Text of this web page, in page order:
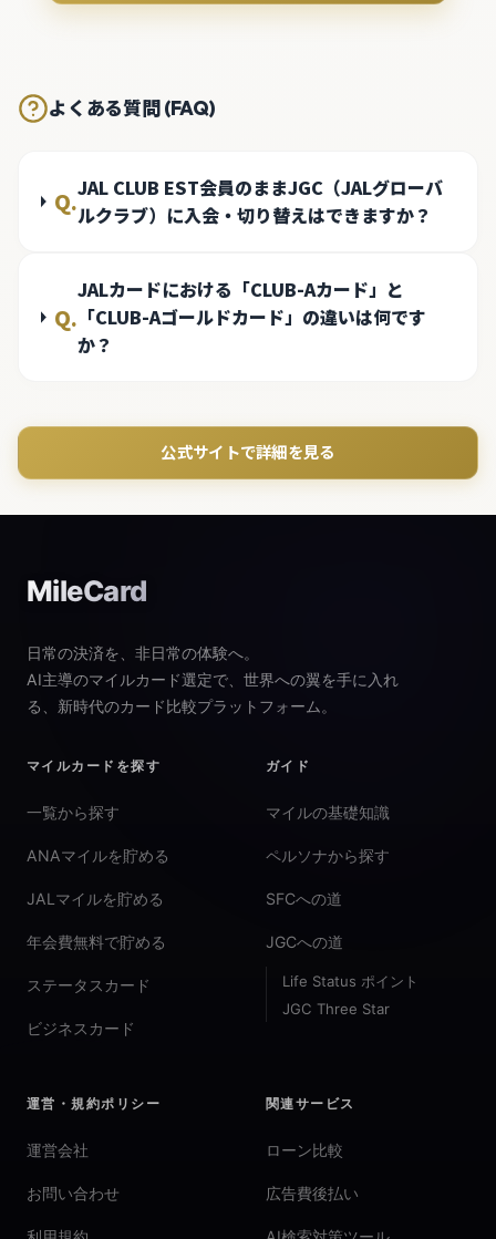
よくある質問 (FAQ)
Q.JAL CLUB EST会員のままJGC（JALグローバ
ルクラブ）に入会・切り替えはできますか？
Q.
JALカードにおける「CLUB-Aカード」と
「CLUB-Aゴールドカード」の違いは何です
か？
公式サイトで詳細を見る
MileCard
日常の決済を、非日常の体験へ。
AI主導のマイルカード選定で、世界への翼を手に入れ
る、新時代のカード比較プラットフォーム。
マイルカードを探す
一覧から探す
ANAマイルを貯める
JALマイルを貯める
年会費無料で貯める
ステータスカード
ビジネスカード
ガイド
マイルの基礎知識
ペルソナから探す
SFCへの道
JGCへの道
Life Status ポイント
JGC Three Star
運営・規約ポリシー
運営会社
お問い合わせ
関連サービス
ローン比較
広告費後払い